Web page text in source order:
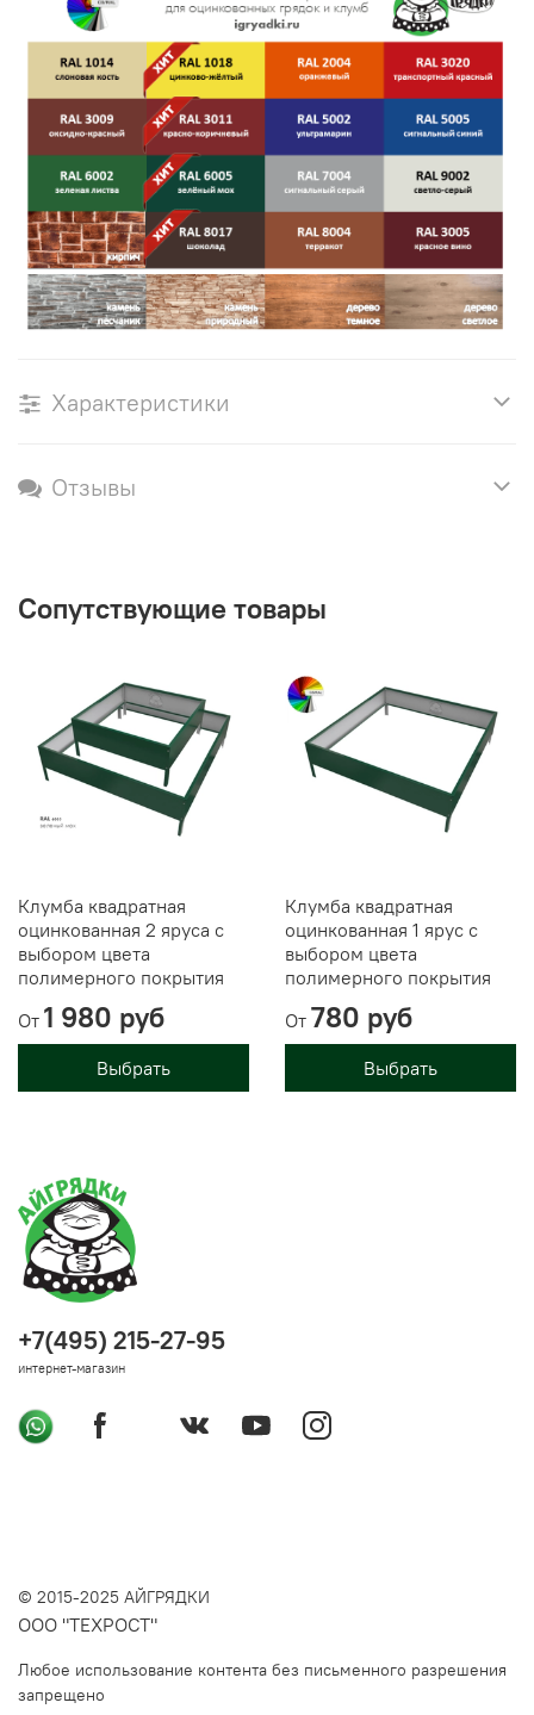
Характеристики
Отзывы
Сопутствующие товары
Клумба квадратная
оцинкованная 2 яруса с
выбором цвета
полимерного покрытия
От 1 980 руб
Выбрать
Клумба квадратная
оцинкованная 1 ярус с
выбором цвета
полимерного покрытия
От 780 руб
Выбрать
+7(495) 215-27-95
интернет-магазин
© 2015-2025 АЙГРЯДКИ
ООО "ТЕХРОСТ"
Любое использование контента без письменного разрешения
запрещено